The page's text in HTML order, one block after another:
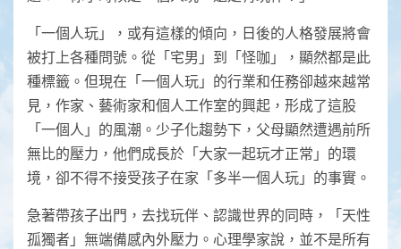
「一個人玩」，或有這樣的傾向，日後的人格發展將會
被打上各種問號。從「宅男」到「怪咖」，顯然都是此
種標籤。但現在「一個人玩」的行業和任務卻越來越常
見，作家、藝術家和個人工作室的興起，形成了這股
「一個人」的風潮。少子化趨勢下，父母顯然遭遇前所
無比的壓力，他們成長於「大家一起玩才正常」的環
境，卻不得不接受孩子在家「多半一個人玩」的事實。
急著帶孩子出門，去找玩伴、認識世界的同時，「天性
孤獨者」無端備感內外壓力。心理學家說，並不是所有